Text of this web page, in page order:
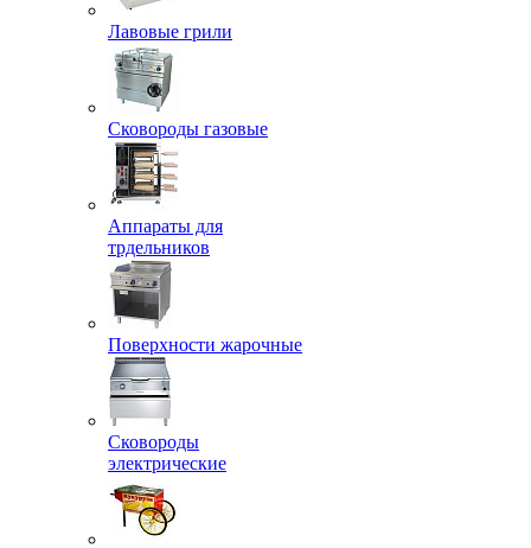
Лавовые грили
Сковороды газовые
Аппараты для
трдельников
Поверхности жарочные
Сковороды
электрические